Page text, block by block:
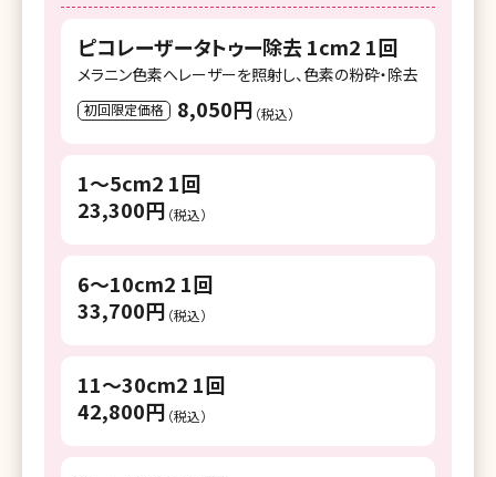
ピコレーザータトゥー除去 1cm2 1回
メラニン色素へレーザーを照射し、色素の粉砕・除去
初回限定価格 8,050円 （税込）
1～5cm2 1回
23,300円 （税込）
6～10cm2 1回
33,700円 （税込）
11～30cm2 1回
42,800円 （税込）